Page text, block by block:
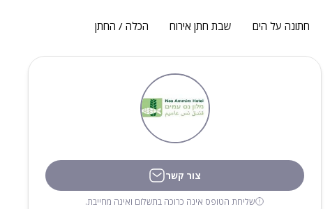
חתונה על הים שבת חתן אירוח הכלה / החתן
צור קשר
שליחת הטופס אינה כרוכה בתשלום ואינה מחייבת.